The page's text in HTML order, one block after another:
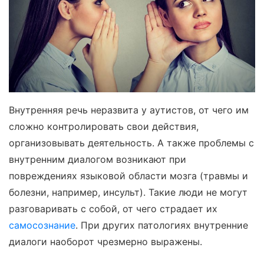
Внутренняя речь неразвита у аутистов, от чего им
сложно контролировать свои действия,
организовывать деятельность. А также проблемы с
внутренним диалогом возникают при
повреждениях языковой области мозга (травмы и
болезни, например, инсульт). Такие люди не могут
разговаривать с собой, от чего страдает их
самосознание. При других патологиях внутренние
диалоги наоборот чрезмерно выражены.